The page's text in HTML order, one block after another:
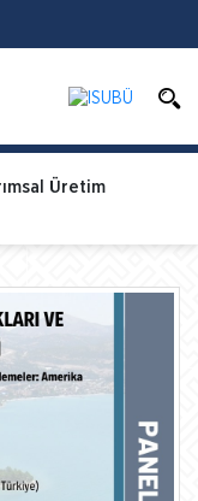
Üretim